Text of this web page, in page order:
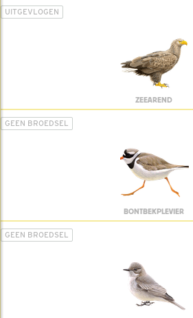
UITGEVLOGEN
ZEEAREND
GEEN BROEDSEL
BONTBEKPLEVIER
GEEN BROEDSEL